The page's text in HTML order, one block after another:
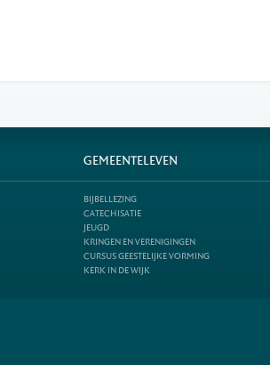
GEMEENTELEVEN
BIJBELLEZING
CATECHISATIE
JEUGD
KRINGEN EN VERENIGINGEN
CURSUS GEESTELIJKE VORMING
KERK IN DE WIJK